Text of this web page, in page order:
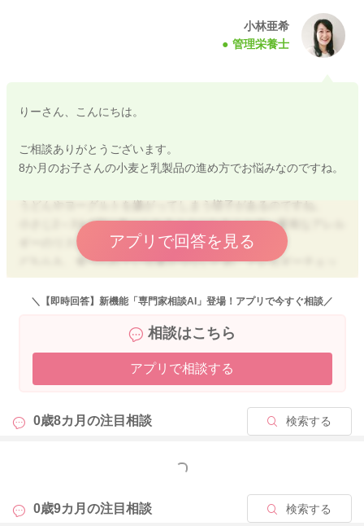
小林亜希
管理栄養士
りーさん、こんにちは。
ご相談ありがとうございます。
8か月のお子さんの小麦と乳製品の進め方でお悩みなのですね。
うどんやヨーグルトを嫌がってしまう様子があるのですね。
小さじ2～3を1回に食べられるようになることで、重篤なアレル
ギーのリスクが下がったと考えていきます。
どちらも、食べられている量が少ないため、アレルギーチェッ
ク済とは考えにくいですね。
のあるものと組み合わせてみるのはいかがでしょうか？
卵のチェックは終わっていますので、ヨーグルトがクリアでき
ヨーグルトが難しい場合は、加熱調理した牛乳からでも大丈夫
アプリで回答を見る
＼【即時回答】新機能「専門家相談AI」登場！アプリで今すぐ相談／
相談はこちら
アプリで相談する
0歳8カ月の注目相談 検索する
もっと見る
0歳9カ月の注目相談 検索する